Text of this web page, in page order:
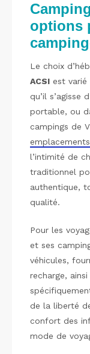
options
Le choix
ACSI est
qu’il s’agisse
portable, ou
campings de
l’intimité de
traditionnel
authentique,
qualité.
Pour les
et ses
véhicules,
recharge,
de la liberté
confort des
mode de